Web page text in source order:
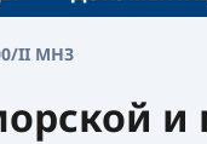
II МНЗ